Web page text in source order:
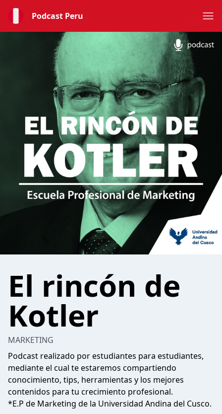
Podcast Peru
El rincón de
Kotler
MARKETING
Podcast realizado por estudiantes para estudiantes,
mediante el cual te estaremos compartiendo
conocimiento, tips, herramientas y los mejores
contenidos para tu crecimiento profesional.
*E.P de Marketing de la Universidad Andina del Cusco.